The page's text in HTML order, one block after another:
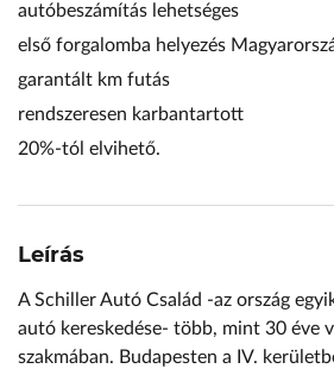
autóbeszámítás lehetséges
első forgalomba helyezés
garantált km futás
rendszeresen karbantartott
20%-tól elvihető.
Leírás
A Schiller Autó Család -az ország
autó kereskedése- több, mint 30 éve
szakmában. Budapesten a IV.